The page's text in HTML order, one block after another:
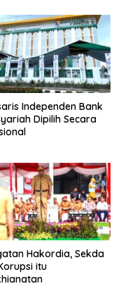
Independen Bank
Dipilih Secara
Hakordia, Sekda
itu